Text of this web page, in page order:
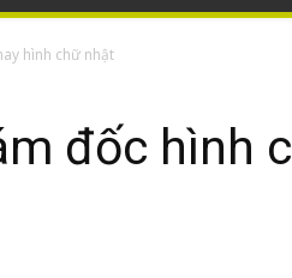
hình chữ nhật
đốc hình